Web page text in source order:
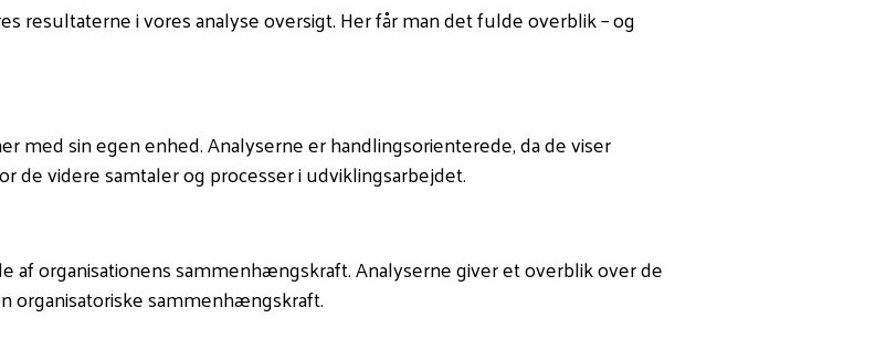
resultaterne i vores analyse oversigt. Her får man det fulde overblik – og
med sin egen enhed. Analyserne er handlingsorienterede, da de viser
de videre samtaler og processer i udviklingsarbejdet.
organisationens sammenhængskraft. Analyserne giver et overblik over de
organisatoriske sammenhængskraft.